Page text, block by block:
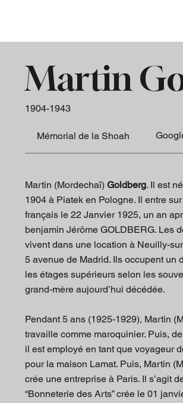
Martin
1904-1943
Mémorial de la Shoah
Martin (Mordechaï) Goldberg. Il est
1904 à Piatek en Pologne. Il entre
français le 22 Janvier 1925, un an
benjamin Jérôme GOLDBERG. Les
vivent dans une location à Neuilly-
5 avenue de Madrid. Ils occupent un
les étages supérieurs selon les
grand-mère aujourd’hui décédée.
Pendant 5 ans (1925-1929), Martin
travaille comme maroquinier. Puis,
il est employé en tant que voyageur
pour la maison Lamat. Puis, Martin
crée une entreprise à Paris. Il s’agit
“Bonneterie des Arts” crée le 01